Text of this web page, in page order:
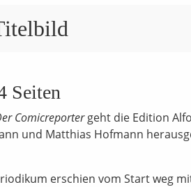
Seiten
Comicreportergeht die Edition
und Matthias Hofmann
erschien vom Start weg